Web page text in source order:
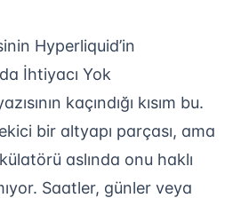
Hyperliquid’in
İhtiyacı Yok
kaçındığı kısım bu.
bir altyapı parçası, ama
aslında onu haklı
Saatler, günler veya